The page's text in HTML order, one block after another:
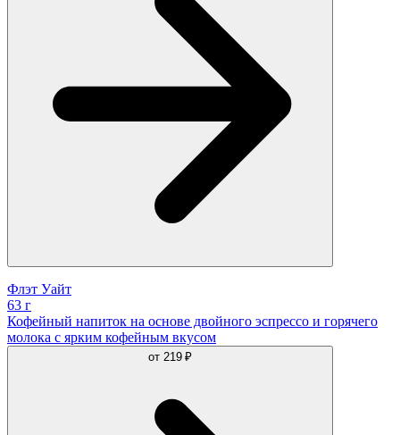
Флэт Уайт
63 г
Кофейный напиток на основе двойного эспрессо и горячего
молока с ярким кофейным вкусом
от 219 ₽